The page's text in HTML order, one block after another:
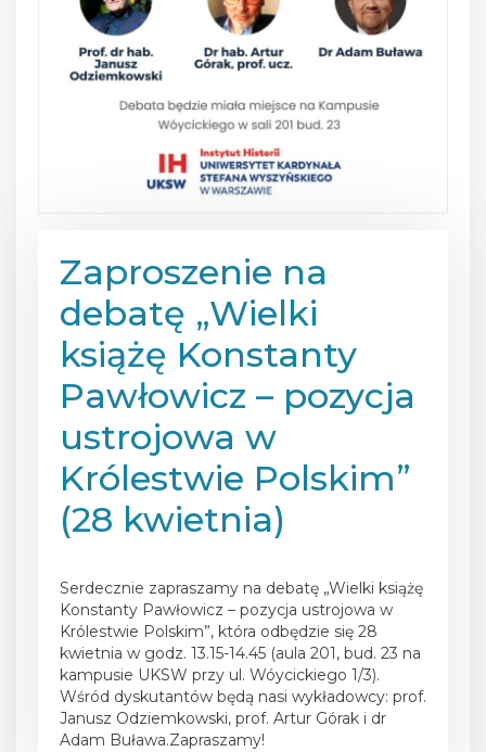
Zaproszenie na
debatę „Wielki
książę Konstanty
Pawłowicz – pozycja
ustrojowa w
Królestwie Polskim”
(28 kwietnia)
Serdecznie zapraszamy na debatę „Wielki książę
Konstanty Pawłowicz – pozycja ustrojowa w
Królestwie Polskim”, która odbędzie się 28
kwietnia w godz. 13.15-14.45 (aula 201, bud. 23 na
kampusie UKSW przy ul. Wóycickiego 1/3).
Wśród dyskutantów będą nasi wykładowcy: prof.
Janusz Odziemkowski, prof. Artur Górak i dr
Adam Buława.Zapraszamy!